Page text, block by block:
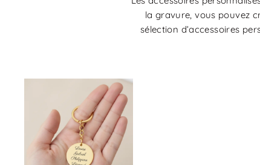
la gravure, vous pouvez
sélection d’accessoires